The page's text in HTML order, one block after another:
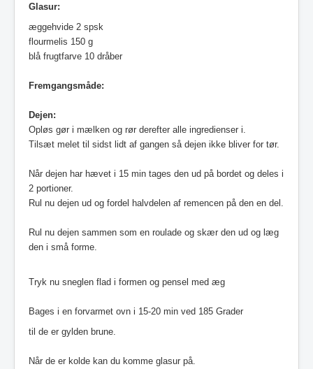
Glasur:
æggehvide 2 spsk
flourmelis 150 g
blå frugtfarve 10 dråber
Fremgangsmåde:
Dejen:
Opløs gør i mælken og rør derefter alle ingredienser i.
Tilsæt melet til sidst lidt af gangen så dejen ikke bliver for tør.
Når dejen har hævet i 15 min tages den ud på bordet og deles i
2 portioner.
Rul nu dejen ud og fordel halvdelen af remencen på den en del.
Rul nu dejen sammen som en roulade og skær den ud og læg
den i små forme.
Tryk nu sneglen flad i formen og pensel med æg
Bages i en forvarmet ovn i 15-20 min ved 185 Grader
til de er gylden brune.
Når de er kolde kan du komme glasur på.